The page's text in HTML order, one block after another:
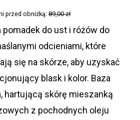
zł.
89,00 zł.
przed obniżką:89,00 zł
pomadek do ust i różów do
odcieniami, które
się na skórze, aby uzyskać
blask i kolor. Baza
hartującą skórę mieszanką
z pochodnych oleju